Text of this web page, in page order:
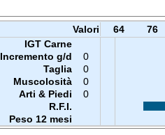
Valori 64 76
IGT Carne
Incremento g/d
0
Taglia
0
Muscolosità
0
Arti & Piedi
0
R.F.I.
Peso 12 mesi